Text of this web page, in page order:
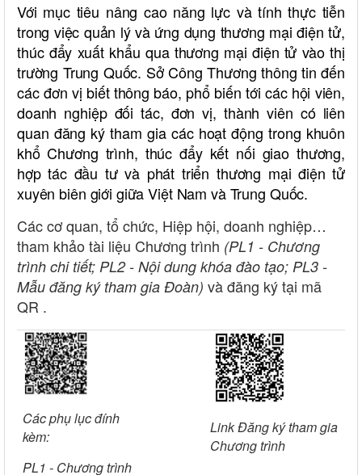
Với mục tiêu nâng cao năng lực và tính thực tiễn
trong việc quản lý và ứng dụng thương mại điện tử,
thúc đẩy xuất khẩu qua thương mại điện tử vào thị
trường Trung Quốc. Sở Công Thương thông tin đến
các đơn vị biết thông báo, phổ biến tới các hội viên,
doanh nghiệp đối tác, đơn vị, thành viên có liên
quan đăng ký tham gia các hoạt động trong khuôn
khổ Chương trình, thúc đẩy kết nối giao thương,
hợp tác đầu tư và phát triển thương mại điện tử
xuyên biên giới giữa Việt Nam và Trung Quốc.
Các cơ quan, tổ chức, Hiệp hội, doanh nghiệp…
tham khảo tài liệu Chương trình (PL1 - Chương
trình chi tiết; PL2 - Nội dung khóa đào tạo; PL3 -
Mẫu đăng ký tham gia Đoàn) và đăng ký tại mã
QR .
Các phụ lục đính
kèm:
PL1 - Chương trình
Link Đăng ký tham gia
Chương trình